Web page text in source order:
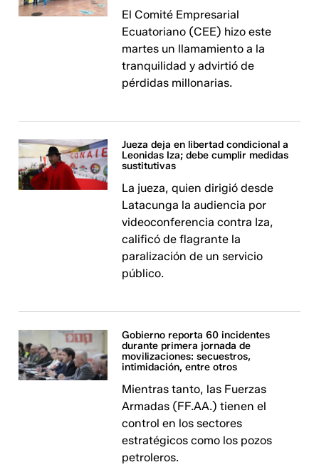
El Comité Empresarial
Ecuatoriano (CEE) hizo este
martes un llamamiento a la
tranquilidad y advirtió de
pérdidas millonarias.
Jueza deja en libertad condicional a
Leonidas Iza; debe cumplir medidas
sustitutivas
La jueza, quien dirigió desde
Latacunga la audiencia por
videoconferencia contra Iza,
calificó de flagrante la
paralización de un servicio
público.
Gobierno reporta 60 incidentes
durante primera jornada de
movilizaciones: secuestros,
intimidación, entre otros
Mientras tanto, las Fuerzas
Armadas (FF.AA.) tienen el
control en los sectores
estratégicos como los pozos
petroleros.